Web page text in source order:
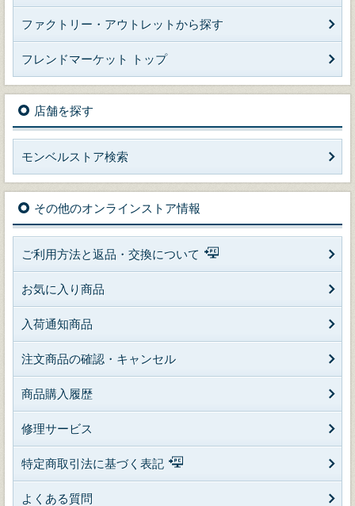
ファクトリー・アウトレットから探す
フレンドマーケット トップ
店舗を探す
モンベルストア検索
その他のオンラインストア情報
ご利用方法と返品・交換について
お気に入り商品
入荷通知商品
注文商品の確認・キャンセル
商品購入履歴
修理サービス
特定商取引法に基づく表記
よくある質問